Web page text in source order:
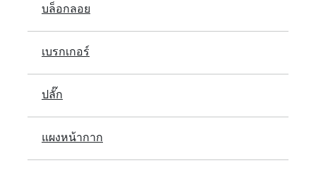
บล็อกลอย
เบรกเกอร์
ปลั๊ก
แผงหน้ากาก